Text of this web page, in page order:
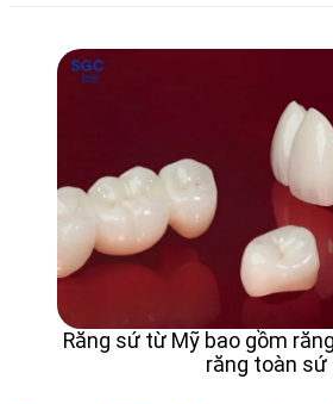
Răng sứ từ Mỹ bao gồm
răng toàn sứ